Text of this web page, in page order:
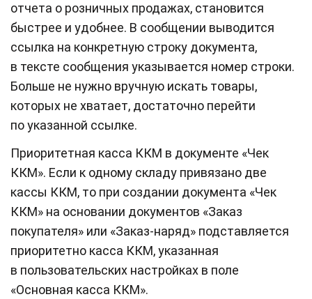
отчета о розничных продажах, становится
быстрее и удобнее. В сообщении выводится
ссылка на конкретную строку документа,
в тексте сообщения указывается номер строки.
Больше не нужно вручную искать товары,
которых не хватает, достаточно перейти
по указанной ссылке.
Приоритетная касса ККМ в документе «Чек
ККМ». Если к одному складу привязано две
кассы ККМ, то при создании документа «Чек
ККМ» на основании документов «Заказ
покупателя» или «Заказ-наряд» подставляется
приоритетно касса ККМ, указанная
в пользовательских настройках в поле
«Основная касса ККМ».